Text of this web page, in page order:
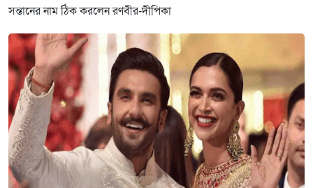
সন্তানের নাম ঠিক করলেন রণবীর-দীপিকা